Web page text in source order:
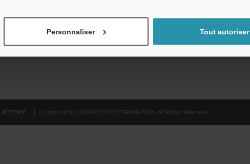
Personnaliser Tout autoriser
KEYENCE Copyright (C) 2026 KEYENCE CORPORATION. All Rights Reserved.